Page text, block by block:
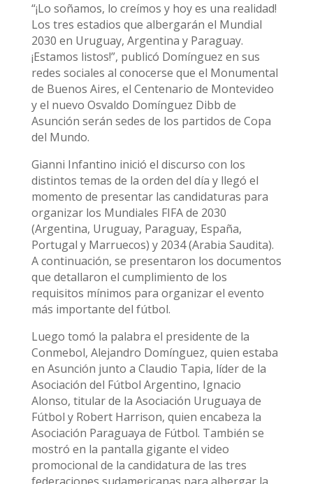
“¡Lo soñamos, lo creímos y hoy es una realidad!
Los tres estadios que albergarán el Mundial
2030 en Uruguay, Argentina y Paraguay.
¡Estamos listos!”, publicó Domínguez en sus
redes sociales al conocerse que el Monumental
de Buenos Aires, el Centenario de Montevideo
y el nuevo Osvaldo Domínguez Dibb de
Asunción serán sedes de los partidos de Copa
del Mundo.
Gianni Infantino inició el discurso con los
distintos temas de la orden del día y llegó el
momento de presentar las candidaturas para
organizar los Mundiales FIFA de 2030
(Argentina, Uruguay, Paraguay, España,
Portugal y Marruecos) y 2034 (Arabia Saudita).
A continuación, se presentaron los documentos
que detallaron el cumplimiento de los
requisitos mínimos para organizar el evento
más importante del fútbol.
Luego tomó la palabra el presidente de la
Conmebol, Alejandro Domínguez, quien estaba
en Asunción junto a Claudio Tapia, líder de la
Asociación del Fútbol Argentino, Ignacio
Alonso, titular de la Asociación Uruguaya de
Fútbol y Robert Harrison, quien encabeza la
Asociación Paraguaya de Fútbol. También se
mostró en la pantalla gigante el video
promocional de la candidatura de las tres